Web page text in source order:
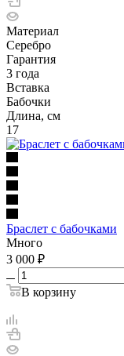
Материал
Серебро
Гарантия
3 года
Вставка
Бабочки
Длина, см
17
Браслет с бабочками
Много
3 000 ₽
В корзину